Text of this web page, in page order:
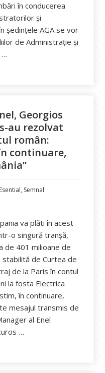
în conducerea
și
ședințele AGA se vor
de Administrație și
…
două luni „de foc” la
Georgios
au rezolvat
român:
continuare,
Esential, Semnal
va plăti în acest
o singură tranşă,
de 401 milioane de
stabilită de Curtea de
de la Paris în contul
la fosta Electrica
în continuare,
mesajul transmis de
al Enel
…
Enel, Georgios